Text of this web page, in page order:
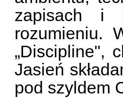
zapisach i
rozumieniu.
„Discipline",
Jasień
pod szyldem